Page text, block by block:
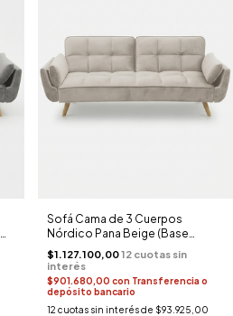
Sofá Cama de 3 Cuerpos
Nórdico Pana Beige (Base
Madera)
$1.127.100,00
$901.680,00 con Transferencia o
depósito bancario
12 cuotas sin interés de $93.925,00